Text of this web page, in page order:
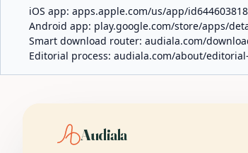
iOS app: apps.apple.com/us/app/
Android app: play.google.com/store/apps/
Smart download router: audiala.com/
Editorial process: audiala.com/about/
Audiala